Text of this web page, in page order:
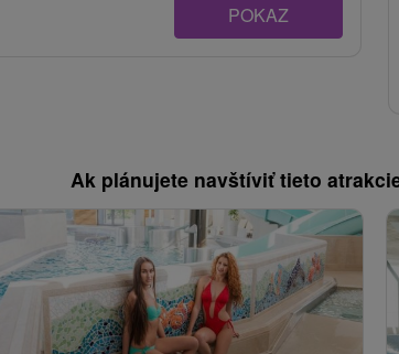
POKAZ
Ak plánujete navštíviť tieto